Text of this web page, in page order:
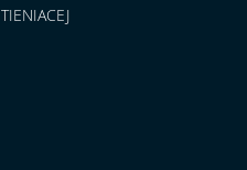
TIENIACEJ